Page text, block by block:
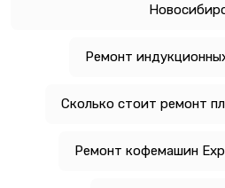
Ремонт
Сколько стоит ремонт
Ремонт кофемашин